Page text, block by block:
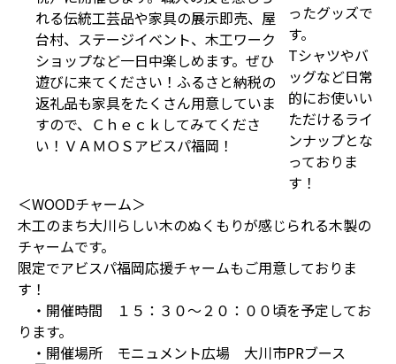
れる伝統工芸品や家具の展示即売、屋
台村、ステージイベント、木工ワーク
ショップなど一日中楽しめます。ぜひ
遊びに来てください！ふるさと納税の
返礼品も家具をたくさん用意していま
すので、Ｃｈｅｃｋしてみてくださ
い！ＶＡＭＯＳアビスパ福岡！
ったグッズで
す。
Tシャツやバ
ッグなど日常
的にお使いい
ただけるライ
ンナップとな
っておりま
す！
＜WOODチャーム＞
木工のまち大川らしい木のぬくもりが感じられる木製の
チャームです。
限定でアビスパ福岡応援チャームもご用意しておりま
す！
・開催時間 １５：３０～２０：００頃を予定してお
ります。
・開催場所 モニュメント広場 大川市PRブース